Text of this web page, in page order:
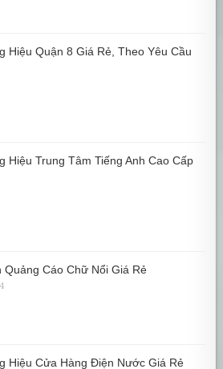
Hiệu Quận 8 Giá Rẻ, Theo Yêu Cầu
Hiệu Trung Tâm Tiếng Anh Cao Cấp
Quảng Cáo Chữ Nổi Giá Rẻ
Hiệu Cửa Hàng Điện Nước Giá Rẻ